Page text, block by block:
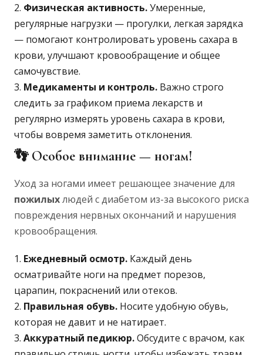
Физическая активность.Умеренные,
регулярные нагрузки — прогулки, легкая зарядка
— помогают контролировать уровень сахара в
крови, улучшают кровообращение и общее
самочувствие.
Медикаменты и контроль. Важно строго
следить за графиком приема лекарств и
регулярно измерять уровень сахара в крови,
чтобы вовремя заметить отклонения.
👣 Особое внимание — ногам!
Уход за ногами имеет решающее значение для
пожилыхлюдей с диабетом из-за высокого риска
повреждения нервных окончаний и нарушения
кровообращения.
Ежедневный осмотр. Каждый день
осматривайте ноги на предмет порезов,
царапин, покраснений или отеков.
Правильная обувь. Носите удобную обувь,
которая не давит и не натирает.
Аккуратный педикюр.Обсудите с врачом, как